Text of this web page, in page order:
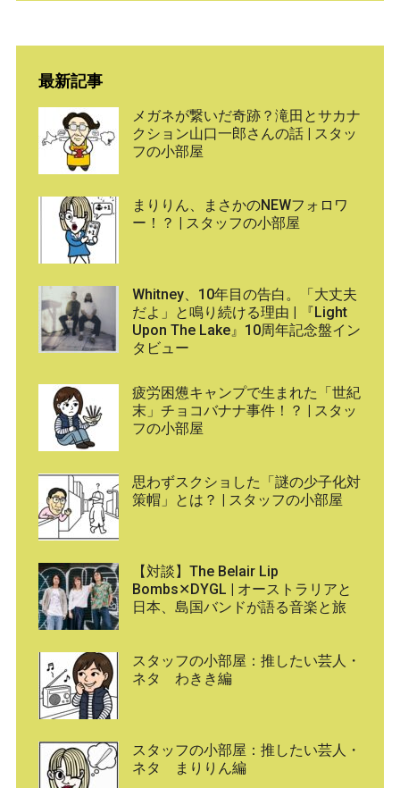
最新記事
メガネが繋いだ奇跡？滝田とサカナ
クション山口一郎さんの話 | スタッ
フの小部屋
まりりん、まさかのNEWフォロワ
ー！？ | スタッフの小部屋
Whitney、10年目の告白。「大丈夫
だよ」と鳴り続ける理由 | 『Light
Upon The Lake』10周年記念盤イン
タビュー
疲労困憊キャンプで生まれた「世紀
末」チョコバナナ事件！？ | スタッ
フの小部屋
思わずスクショした「謎の少子化対
策帽」とは？ | スタッフの小部屋
【対談】The Belair Lip
Bombs✕DYGL | オーストラリアと
日本、島国バンドが語る音楽と旅
スタッフの小部屋：推したい芸人・
ネタ わきき編
スタッフの小部屋：推したい芸人・
ネタ まりりん編